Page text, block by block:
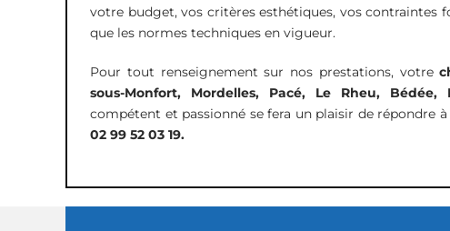
votre budget, vos critères esthétiques, vos contraintes
que les normes techniques en vigueur.
Pour tout renseignement sur nos prestations, votre
sous-Monfort, Mordelles, Pacé, Le Rheu, Bédée,
compétent et passionné se fera un plaisir de répondre
02 99 52 03 19.